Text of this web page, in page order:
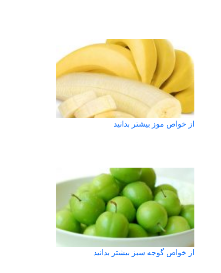
از خواص موز بیشتر بدانید
از خواص گوجه سبز بیشتر بدانید